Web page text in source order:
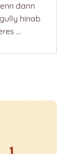
dann
hinab
…